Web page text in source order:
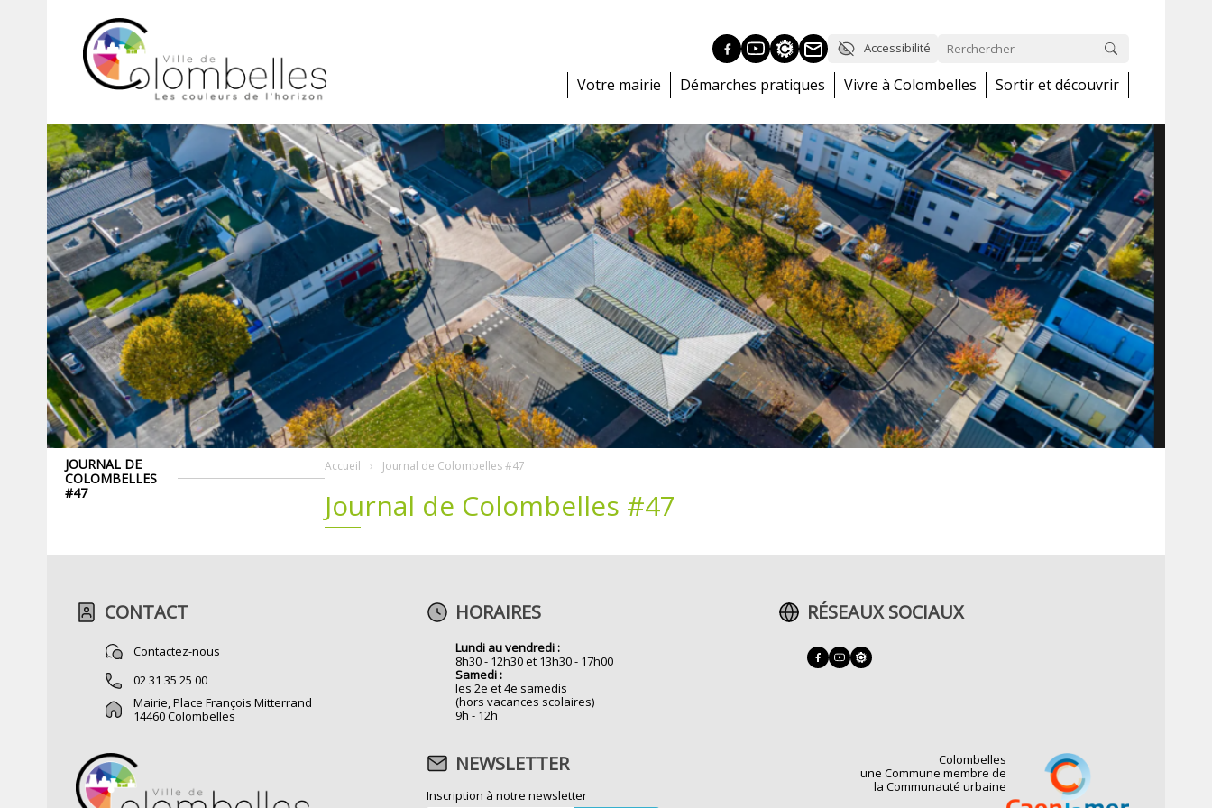
Accessibilité
Votre mairie Démarches pratiques Vivre à Colombelles Sortir et découvrir
JOURNAL DE
COLOMBELLES
#47
Accueil Journal de Colombelles #47
Journal de Colombelles #47
CONTACT
Contactez-nous
02 31 35 25 00
Mairie, Place François Mitterrand
14460 Colombelles
HORAIRES
Lundi au vendredi :
8h30 - 12h30 et 13h30 - 17h00
Samedi :
les 2e et 4e samedis
(hors vacances scolaires)
9h - 12h
RÉSEAUX SOCIAUX
NEWSLETTER
Inscription à notre newsletter
Colombelles
une Commune membre de
la Communauté urbaine